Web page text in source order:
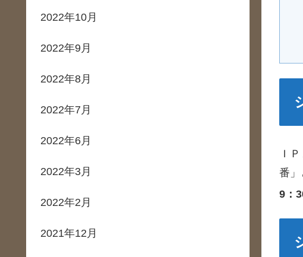
Ｉ
番」
9：
2022年10月
2022年9月
2022年8月
2022年7月
2022年6月
2022年3月
2022年2月
2021年12月